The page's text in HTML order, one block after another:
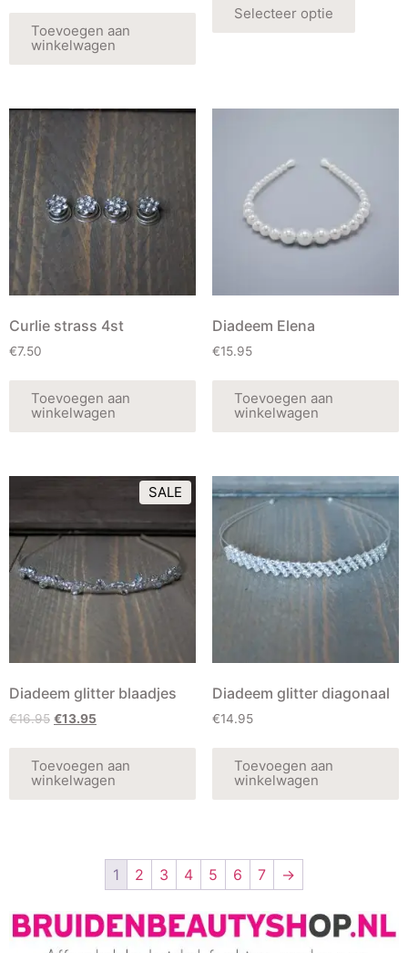
Toevoegen aan
winkelwagen
Selecteer optie
Curlie strass 4st
€7.50
Toevoegen aan
winkelwagen
Diadeem Elena
€15.95
Toevoegen aan
winkelwagen
SALE
Diadeem glitter blaadjes
€16.95 €13.95
Toevoegen aan
winkelwagen
Diadeem glitter diagonaal
€14.95
Toevoegen aan
winkelwagen
1 2 3 4 5 6 7 →